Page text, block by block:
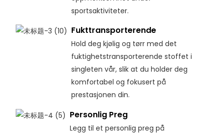
sportsaktiviteter.
Fukttransporterende
Hold deg kjølig og tørr med det
fuktighetstransporterende stoffet i
singleten vår, slik at du holder deg
komfortabel og fokusert på
prestasjonen din.
Personlig Preg
Legg til et personlig preg på